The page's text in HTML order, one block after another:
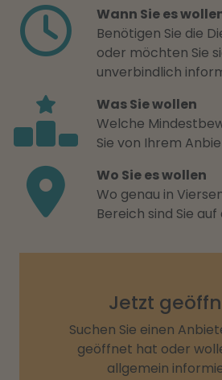
Wann Sie es
Benötigen Sie die
oder möchten Sie
unverbindlich
Was Sie wollen
Welche
Sie von Ihrem
Wo Sie es wollen
Wo genau in
Bereich sind Sie
Jetzt
Suchen Sie einen
geöffnet hat oder
allgemein